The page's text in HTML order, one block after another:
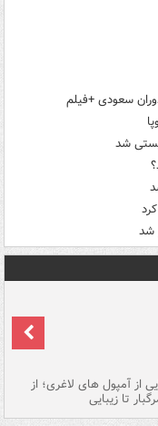
سعودی +فیلم
شد
شد
از آمپول های لاغری؛ از
تا زیبایی